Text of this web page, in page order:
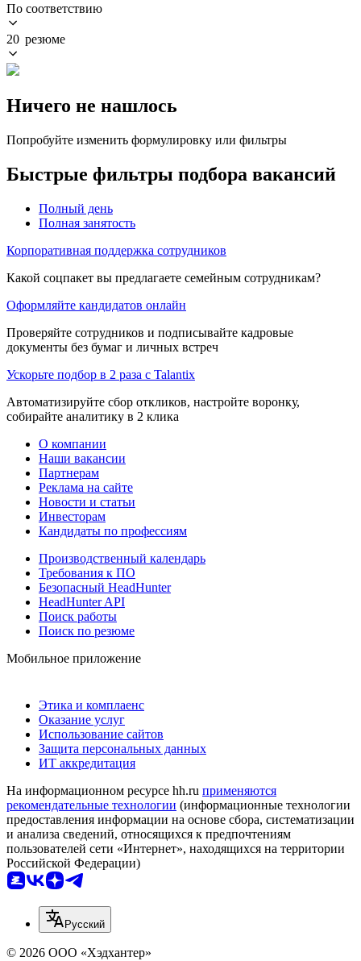
По соответствию
20 резюме
Ничего не нашлось
Попробуйте изменить формулировку или фильтры
Быстрые фильтры подбора вакансий
Полный день
Полная занятость
Корпоративная поддержка сотрудников
Какой соцпакет вы предлагаете семейным сотрудникам?
Оформляйте кандидатов онлайн
Проверяйте сотрудников и подписывайте кадровые
документы без бумаг и личных встреч
Ускорьте подбор в 2 раза с Talantix
Автоматизируйте сбор откликов, настройте воронку,
собирайте аналитику в 2 клика
О компании
Наши вакансии
Партнерам
Реклама на сайте
Новости и статьи
Инвесторам
Кандидаты по профессиям
Производственный календарь
Требования к ПО
Безопасный HeadHunter
HeadHunter API
Поиск работы
Поиск по резюме
Мобильное приложение
Этика и комплаенс
Оказание услуг
Использование сайтов
Защита персональных данных
ИТ аккредитация
На информационном ресурсе hh.ru применяются
рекомендательные технологии (информационные технологии
предоставления информации на основе сбора, систематизации
и анализа сведений, относящихся к предпочтениям
пользователей сети «Интернет», находящихся на территории
Российской Федерации)
Русский
© 2026 ООО «Хэдхантер»